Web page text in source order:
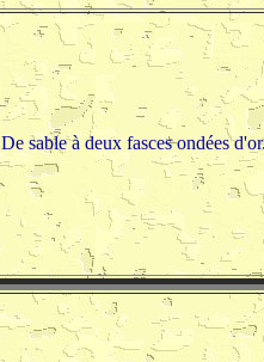
De sable à deux fasces ondées d'or.